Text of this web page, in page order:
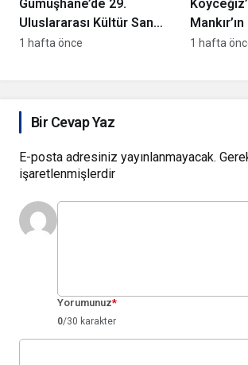
Gümüşhane’de 29.
Uluslararası Kültür Sanat
Tanıtım Günleri başladı
1 hafta önce
açıldı
1 hafta
Bir Cevap Yaz
E-posta adresiniz yayınlanmayacak.
işaretlenmişlerdir
Yorumunuz*
0/30 karakter